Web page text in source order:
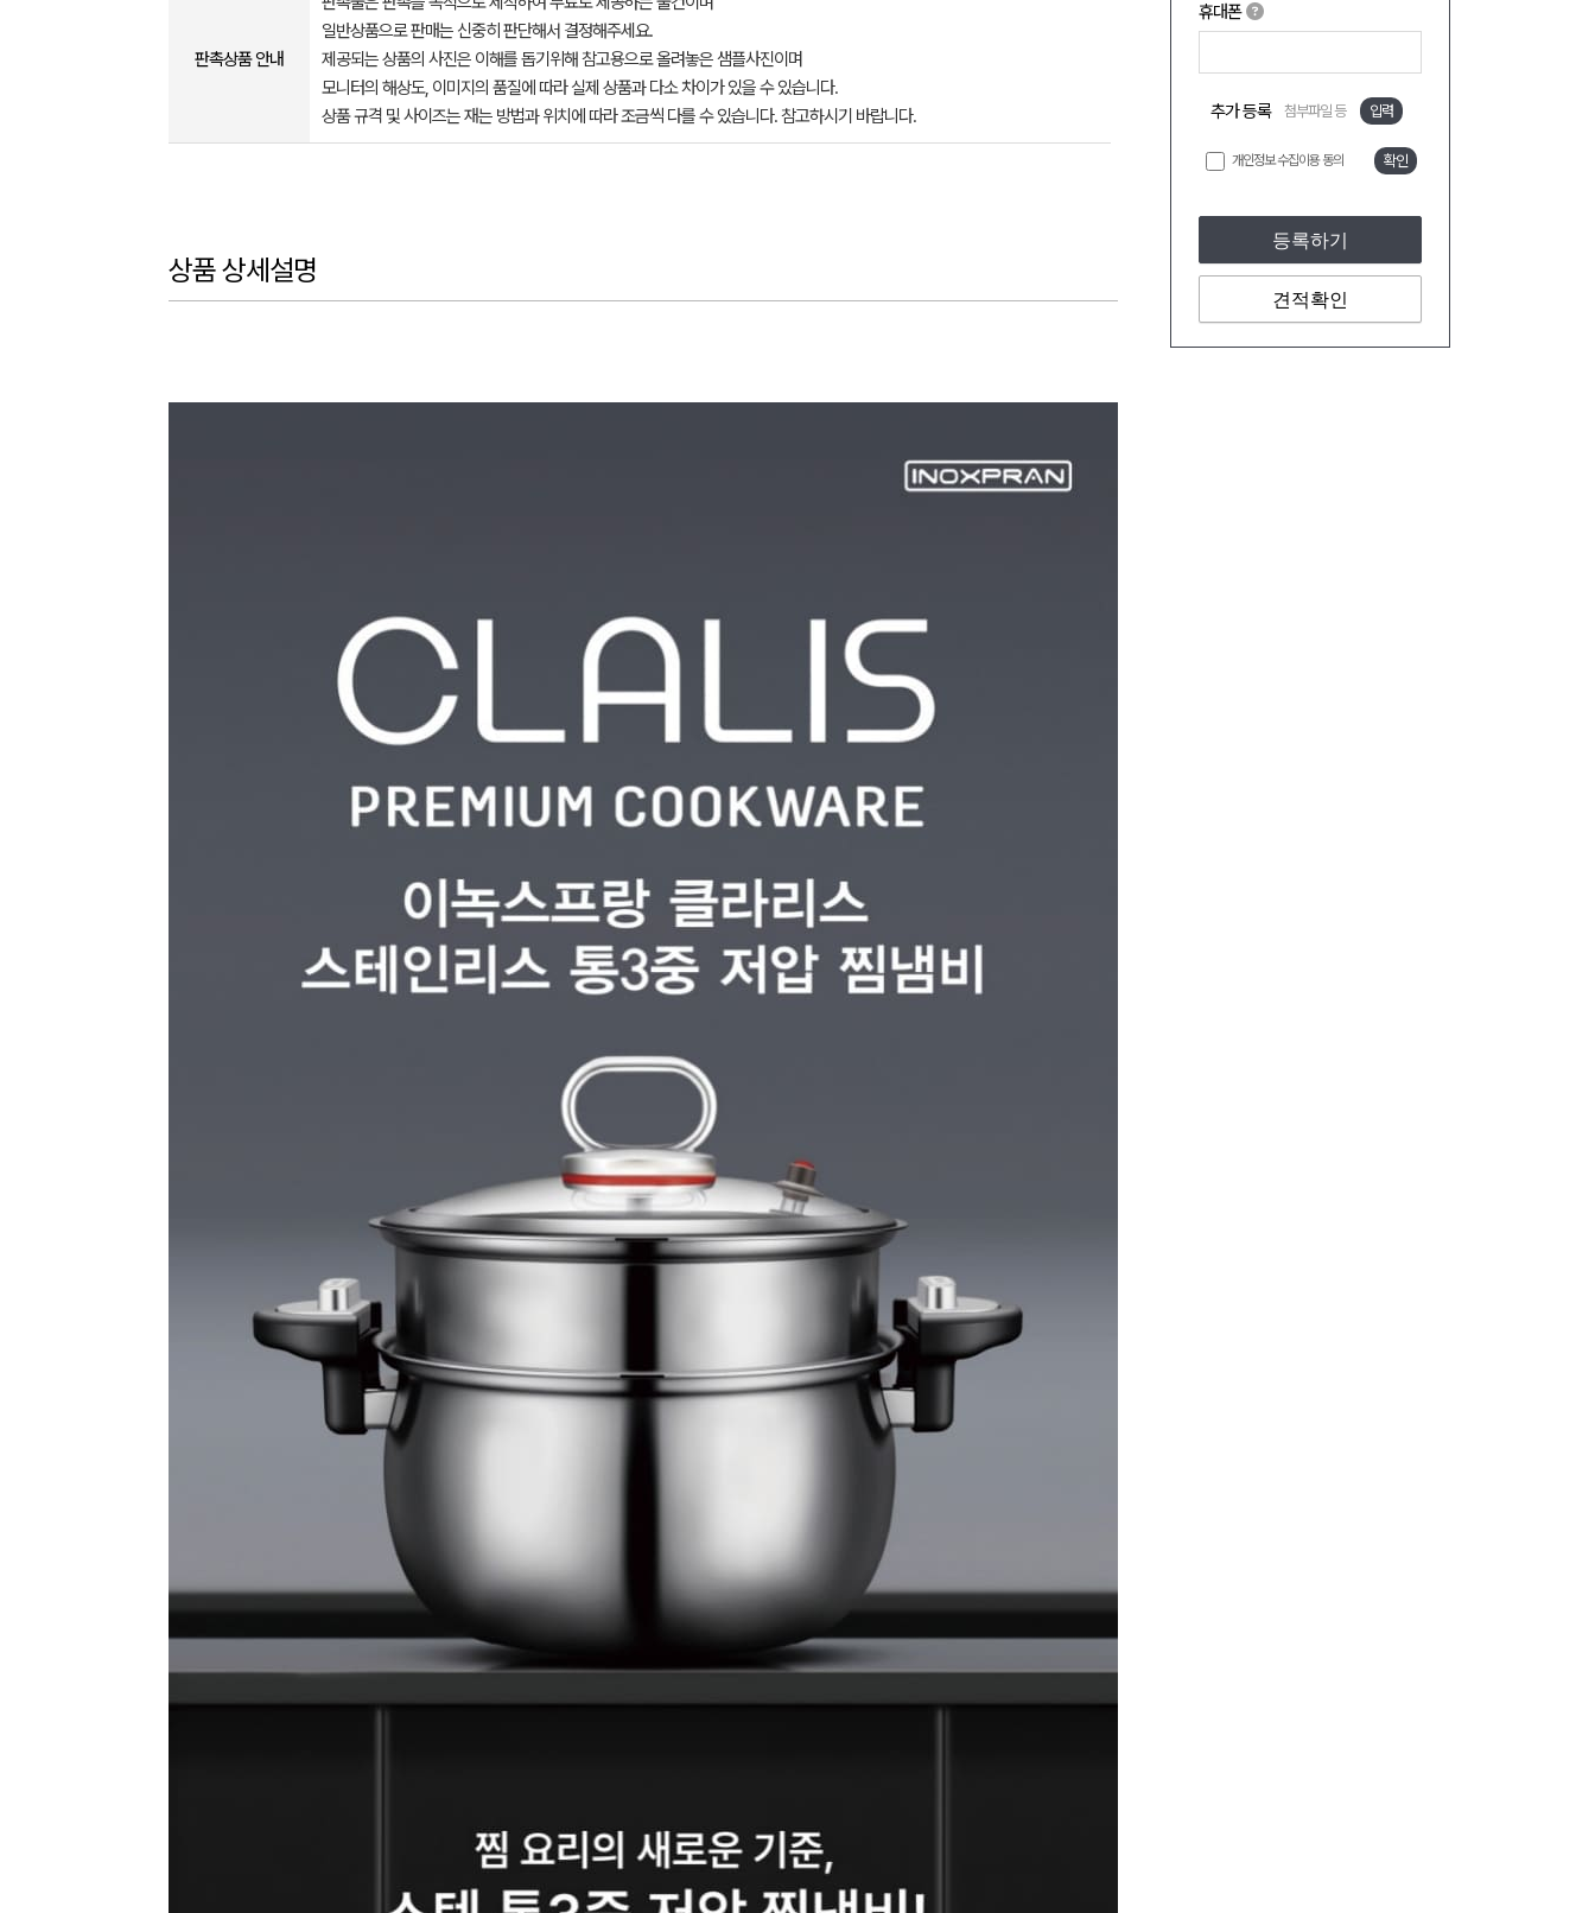
휴대폰
추가 등록 첨부파일 등 입력
개인정보 수집이용 동의 확인
등록하기
견적확인
판촉상품 안내
일반상품으로 판매는 신중히 판단해서 결정해주세요.
제공되는 상품의 사진은 이해를 돕기위해 참고용으로 올려놓은 샘플사진이며
모니터의 해상도, 이미지의 품질에 따라 실제 상품과 다소 차이가 있을 수 있습니다.
상품 규격 및 사이즈는 재는 방법과 위치에 따라 조금씩 다를 수 있습니다. 참고하시기 바랍니다.
상품 상세설명